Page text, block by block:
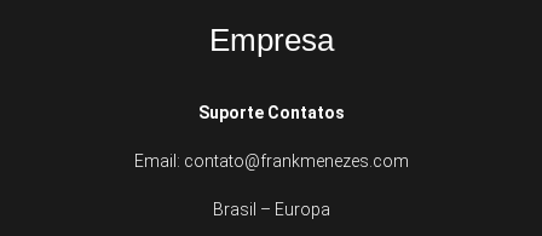
Empresa
Suporte Contatos
Email: contato@frankmenezes.com
Brasil – Europa